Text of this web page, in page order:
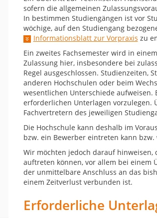
sofern die allgemeinen
In bestimmen Studiengängen ist vor
wöchige, auf den Studiengang
Informationsblatt zur Vorpraxis zu
Ein zweites Fachsemester wird in
Zulassung hier, insbesondere bei
Regel ausgeschlossen. Studienzeiten,
anderen Hochschulen oder beim
wesentlichen Unterschiede
erforderlichen Unterlagen vorzulegen.
Fachvertretern des jeweiligen
Die Hochschule kann deshalb im
bzw. ein Bewerber eintreten kann
Wir möchten jedoch darauf
auftreten können, vor allem bei einem
der unmittelbare Anschluss an das
einem Zeitverlust verbunden ist.
Erforderliche